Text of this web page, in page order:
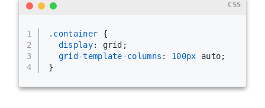
1
2
3
4
.container {
display: grid;
grid-template-columns : 100px auto;
}
CSS